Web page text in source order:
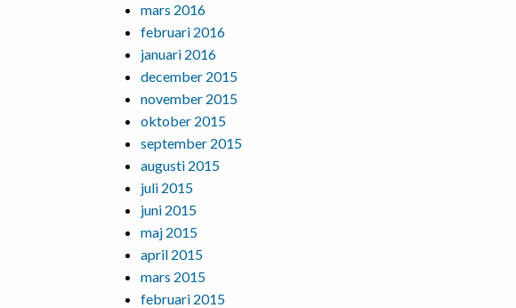
mars 2016
februari 2016
januari 2016
december 2015
november 2015
oktober 2015
september 2015
augusti 2015
juli 2015
juni 2015
maj 2015
april 2015
mars 2015
februari 2015